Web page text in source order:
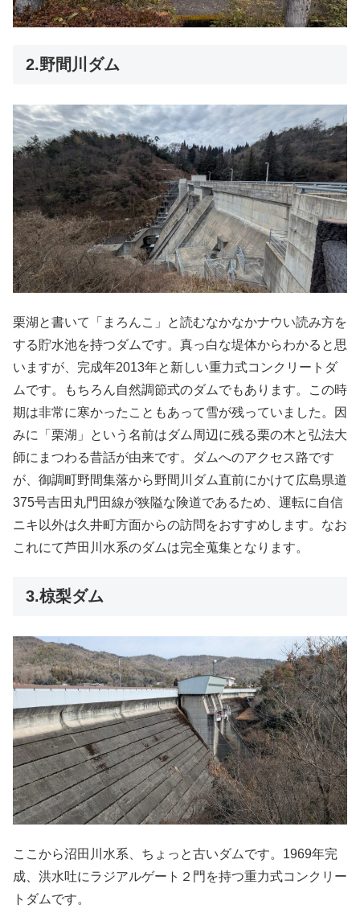
2.野間川ダム
栗湖と書いて「まろんこ」と読むなかなかナウい読み方を
する貯水池を持つダムです。真っ白な堤体からわかると思
いますが、完成年2013年と新しい重力式コンクリートダ
ムです。もちろん自然調節式のダムでもあります。この時
期は非常に寒かったこともあって雪が残っていました。因
みに「栗湖」という名前はダム周辺に残る栗の木と弘法大
師にまつわる昔話が由来です。ダムへのアクセス路です
が、御調町野間集落から野間川ダム直前にかけて広島県道
375号吉田丸門田線が狭隘な険道であるため、運転に自信
ニキ以外は久井町方面からの訪問をおすすめします。なお
これにて芦田川水系のダムは完全蒐集となります。
3.椋梨ダム
ここから沼田川水系、ちょっと古いダムです。1969年完
成、洪水吐にラジアルゲート２門を持つ重力式コンクリー
トダムです。